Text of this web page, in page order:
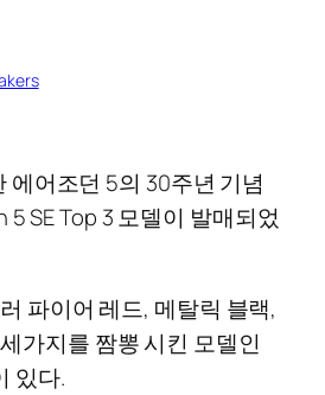
에어조던 5의 30주년 기념
5 SE Top 3 모델이 발매되었
파이어 레드, 메탈릭 블랙,
가지를 짬뽕 시킨 모델인
있다.